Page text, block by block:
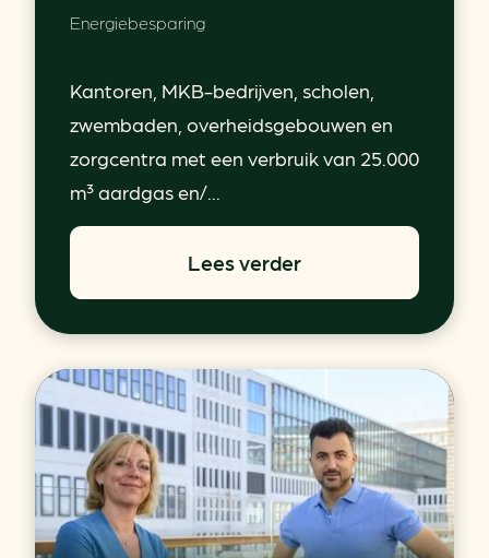
Energiebesparing
Kantoren, MKB-bedrijven, scholen,
zwembaden, overheidsgebouwen en
zorgcentra met een verbruik van 25.000
m³ aardgas en/...
Lees verder